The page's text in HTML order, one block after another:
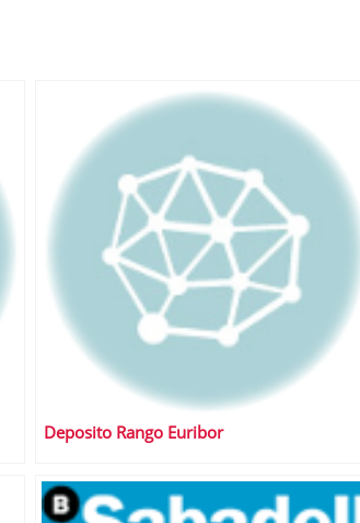
Deposito Rango Euribor